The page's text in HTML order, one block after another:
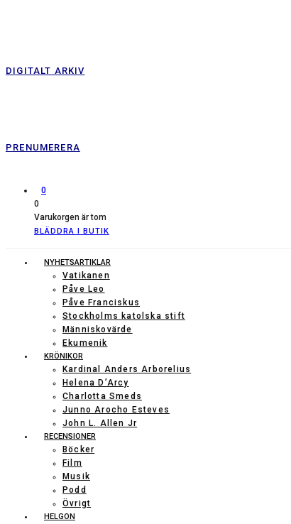
DIGITALT ARKIV
PRENUMERERA
0
0
Varukorgen är tom
BLÄDDRA I BUTIK
NYHETSARTIKLAR
Vatikanen
Påve Leo
Påve Franciskus
Stockholms katolska stift
Människovärde
Ekumenik
KRÖNIKOR
Kardinal Anders Arborelius
Helena D’Arcy
Charlotta Smeds
Junno Arocho Esteves
John L. Allen Jr
RECENSIONER
Böcker
Film
Musik
Podd
Övrigt
HELGON